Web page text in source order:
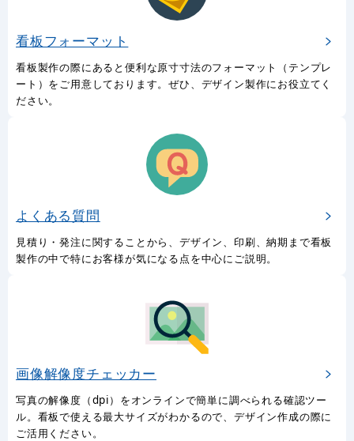
看板フォーマット
看板製作の際にあると便利な原寸寸法のフォーマット（テンプレ
ート）をご用意しております。ぜひ、デザイン製作にお役立てく
ださい。
よくある質問
見積り・発注に関することから、デザイン、印刷、納期まで看板
製作の中で特にお客様が気になる点を中心にご説明。
画像解像度チェッカー
写真の解像度（dpi）をオンラインで簡単に調べられる確認ツー
ル。看板で使える最大サイズがわかるので、デザイン作成の際に
ご活用ください。